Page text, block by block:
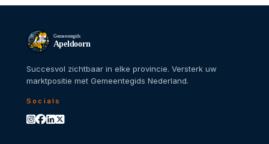
Gemeentegids
Apeldoorn
Succesvol zichtbaar in elke provincie. Versterk uw
marktpositie met Gemeentegids Nederland.
Socials